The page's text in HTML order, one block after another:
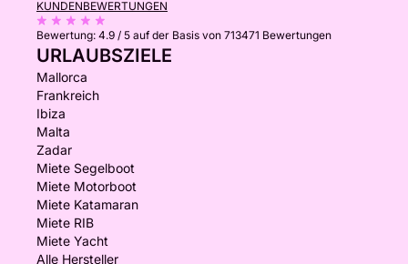
KUNDENBEWERTUNGEN
Bewertung: 4.9 / 5 auf der Basis von 713471 Bewertungen
URLAUBSZIELE
Mallorca
Frankreich
Ibiza
Malta
Zadar
Miete Segelboot
Miete Motorboot
Miete Katamaran
Miete RIB
Miete Yacht
Alle Hersteller